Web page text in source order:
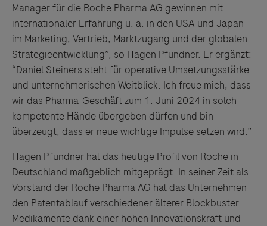
Manager für die Roche Pharma AG gewinnen mit
internationaler Erfahrung u. a. in den USA und Japan
im Marketing, Vertrieb, Marktzugang und der globalen
Strategieentwicklung”, so Hagen Pfundner. Er ergänzt:
“Daniel Steiners steht für operative Umsetzungsstärke
und unternehmerischen Weitblick. Ich freue mich, dass
wir das Pharma-Geschäft zum 1. Juni 2024 in solch
kompetente Hände übergeben dürfen und bin
überzeugt, dass er neue wichtige Impulse setzen wird.”
Hagen Pfundner hat das heutige Profil von Roche in
Deutschland maßgeblich mitgeprägt. In seiner Zeit als
Vorstand der Roche Pharma AG hat das Unternehmen
den Patentablauf verschiedener älterer Blockbuster-
Medikamente dank einer hohen Innovationskraft und